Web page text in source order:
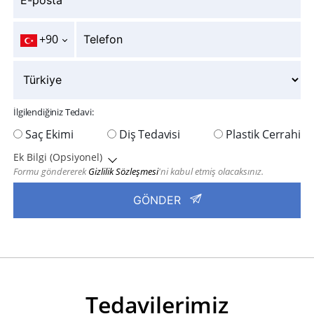
+90
İlgilendiğiniz Tedavi:
Saç Ekimi Diş Tedavisi Plastik Cerrahi
Ek Bilgi (Opsiyonel)
Formu göndererekGizlilik Sözleşmesi'ni kabul etmiş olacaksınız.
Tedavilerimiz